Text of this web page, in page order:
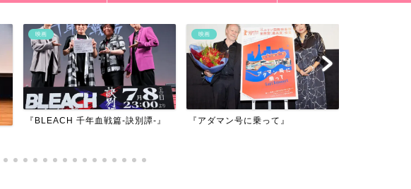
映画
『アダマン号に乗って』
映画
『バイオハザード：デスアイラン